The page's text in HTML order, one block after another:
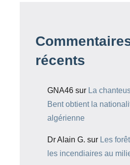
récents
GNA46 sur La
Bent obtient la
algérienne
Dr Alain G. sur Les
les incendiaires au